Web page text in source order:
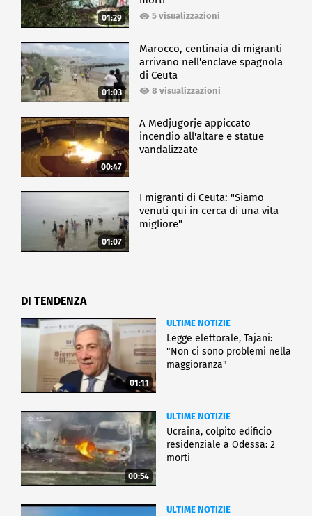
01:29 5 visualizzazioni
01:03
Marocco, centinaia di migranti
arrivano nell'enclave spagnola
di Ceuta
8 visualizzazioni
00:47
A Medjugorje appiccato
incendio all'altare e statue
vandalizzate
01:07
I migranti di Ceuta: "Siamo
venuti qui in cerca di una vita
migliore"
DI TENDENZA
01:11
ULTIME NOTIZIE
Legge elettorale, Tajani:
"Non ci sono problemi nella
maggioranza"
00:54
ULTIME NOTIZIE
Ucraina, colpito edificio
residenziale a Odessa: 2
morti
ULTIME NOTIZIE